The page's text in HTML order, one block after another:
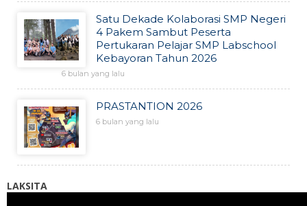
Satu Dekade Kolaborasi SMP Negeri
4 Pakem Sambut Peserta
Pertukaran Pelajar SMP Labschool
Kebayoran Tahun 2026
6 bulan yang lalu
PRASTANTION 2026
6 bulan yang lalu
LAKSITA